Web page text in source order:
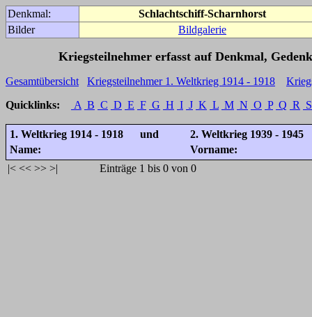
Denkmal:
Schlachtschiff-Scharnhorst
Bilder
Bildgalerie
Kriegsteilnehmer erfasst auf Denkmal,
Gesamtübersicht Kriegsteilnehmer 1. Weltkrieg 1914 - 1918
Quicklinks:
A B C D E F G H I J K L M N O P Q R S
1. Weltkrieg 1914 - 1918 und
2. Weltkrieg 1939 - 1945
Name:
Vorname:
|< << >> >| Einträge 1 bis 0 von 0